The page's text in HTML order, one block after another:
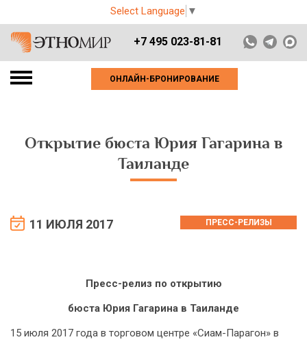
Select Language ▼
+7 495 023-81-81
ОНЛАЙН-БРОНИРОВАНИЕ
Открытие бюста Юрия Гагарина в
Таиланде
11 ИЮЛЯ 2017 ПРЕСС-РЕЛИЗЫ
Пресс-релиз по открытию
бюста Юрия Гагарина в Таиланде
15 июля 2017 года в торговом центре «Сиам-Парагон» в